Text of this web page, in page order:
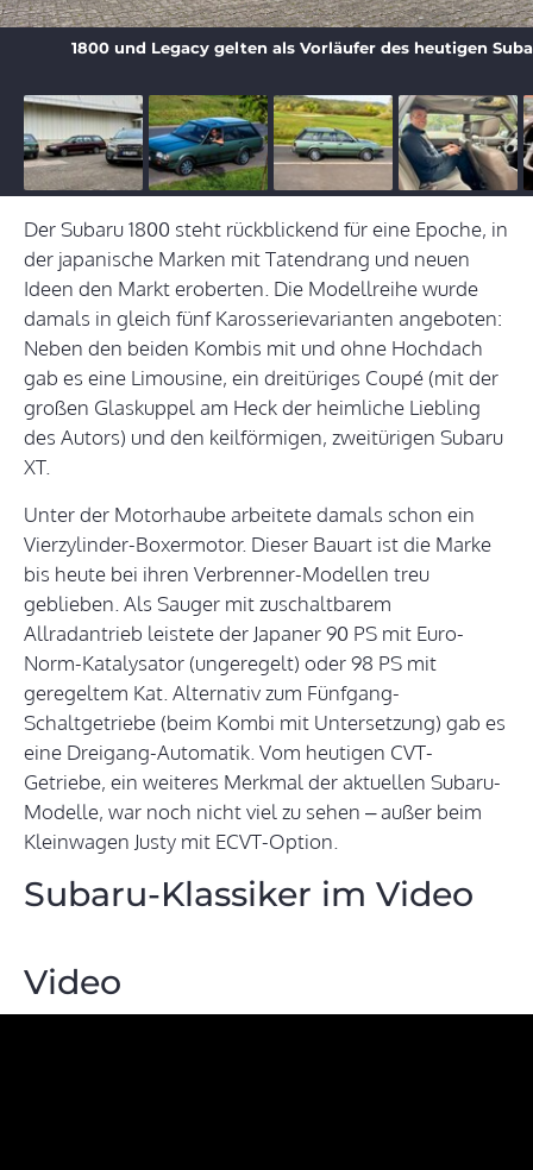
1800 und Legacy gelten als Vorläufer des heutigen
Der Subaru 1800 steht rückblickend für eine Epoche, in
der japanische Marken mit Tatendrang und neuen
Ideen den Markt eroberten. Die Modellreihe wurde
damals in gleich fünf Karosserievarianten angeboten:
Neben den beiden Kombis mit und ohne Hochdach
gab es eine Limousine, ein dreitüriges Coupé (mit der
großen Glaskuppel am Heck der heimliche Liebling
des Autors) und den keilförmigen, zweitürigen Subaru
XT.
Unter der Motorhaube arbeitete damals schon ein
Vierzylinder-Boxermotor. Dieser Bauart ist die Marke
bis heute bei ihren Verbrenner-Modellen treu
geblieben. Als Sauger mit zuschaltbarem
Allradantrieb leistete der Japaner 90 PS mit Euro-
Norm-Katalysator (ungeregelt) oder 98 PS mit
geregeltem Kat. Alternativ zum Fünfgang-
Schaltgetriebe (beim Kombi mit Untersetzung) gab es
eine Dreigang-Automatik. Vom heutigen CVT-
Getriebe, ein weiteres Merkmal der aktuellen Subaru-
Modelle, war noch nicht viel zu sehen – außer beim
Kleinwagen Justy mit ECVT-Option.
Subaru-Klassiker im Video
Video